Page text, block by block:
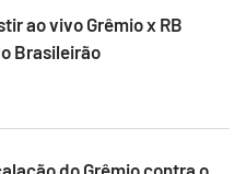
ao vivo Grêmio x RB
Brasileirão